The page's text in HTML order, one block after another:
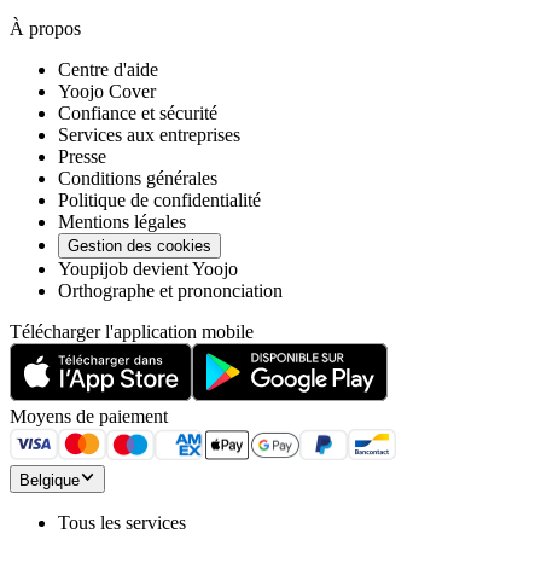
À propos
Centre d'aide
Yoojo Cover
Confiance et sécurité
Services aux entreprises
Presse
Conditions générales
Politique de confidentialité
Mentions légales
Gestion des cookies
Youpijob devient Yoojo
Orthographe et prononciation
Télécharger l'application mobile
Moyens de paiement
Belgique
Tous les services